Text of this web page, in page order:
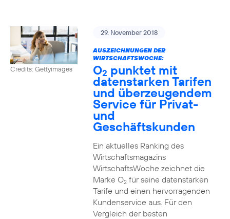
Credits: Gettyimages
29. November 2018
AUSZEICHNUNGEN DER
WIRTSCHAFTSWOCHE:
O2 punktet mit
datenstarken Tarifen
und überzeugendem
Service für Privat-
und
Geschäftskunden
Ein aktuelles Ranking des
Wirtschaftsmagazins
WirtschaftsWoche zeichnet die
Marke O2für seine datenstarken
Tarife und einen hervorragenden
Kundenservice aus. Für den
Vergleich der besten